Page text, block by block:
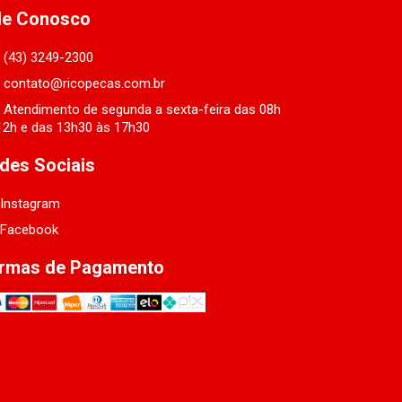
Conosco
(43) 3249-2300
contato@ricopecas.com.br
Atendimento de segunda a sexta-feira das 08h
e das 13h30 às 17h30
Sociais
Instagram
Facebook
de Pagamento